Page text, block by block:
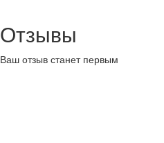
Отзывы
Ваш отзыв станет первым